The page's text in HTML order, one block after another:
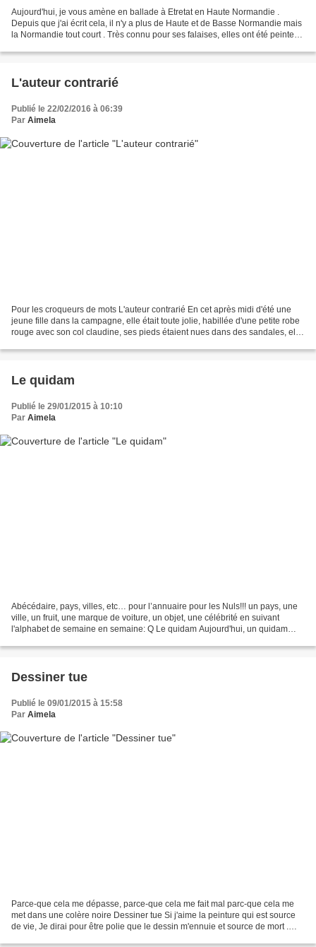
Aujourd'hui, je vous amène en ballade à Etretat en Haute Normandie .
Depuis que j'ai écrit cela, il n'y a plus de Haute et de Basse Normandie mais
la Normandie tout court . Très connu pour ses falaises, elles ont été peintes
L'auteur contrarié
Publié le 22/02/2016 à 06:39
Par Aimela
Pour les croqueurs de mots L'auteur contrarié En cet après midi d'été une
jeune fille dans la campagne, elle était toute jolie, habillée d'une petite robe
rouge avec son col claudine, ses pieds étaient nues dans des sandales, elle
Le quidam
Publié le 29/01/2015 à 10:10
Par Aimela
Abécédaire, pays, villes, etc… pour l’annuaire pour les Nuls!!! un pays, une
ville, un fruit, une marque de voiture, un objet, une célébrité en suivant
l'alphabet de semaine en semaine: Q Le quidam Aujourd'hui, un quidam
Dessiner tue
Publié le 09/01/2015 à 15:58
Par Aimela
Parce-que cela me dépasse, parce-que cela me fait mal parc-que cela me
met dans une colère noire Dessiner tue Si j'aime la peinture qui est source
de vie, Je dirai pour être polie que le dessin m'ennuie et source de mort .